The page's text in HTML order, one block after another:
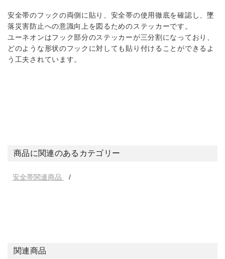
安全帯のフックの両側に貼り、安全帯の使用徹底を確認し、墜
落災害防止への意識向上を図るためのステッカーです。
ユーネオンはフック部分のステッカーが三分割になっており、
どのような形状のフックに対しても貼り付けることができるよ
う工夫されています。
商品に関連のあるカテゴリー
安全帯関連商品
関連商品